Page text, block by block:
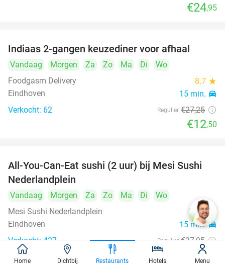
€24,95
Indiaas 2-gangen keuzediner voor afhaal
Vandaag Morgen Za Zo Ma Di
Wo
Foodgasm Delivery
8.7 star
Eindhoven 15 min. directions_car
Verkocht: 62 Regulier €27,25
€12,50
21%
All-You-Can-Eat sushi (2 uur) bij Mesi Sushi
Nederlandplein
Vandaag Morgen Za Zo Ma Di
Wo
Mesi Sushi Nederlandplein
9.7star
Eindhoven 15 min.directions_car
Verkocht: 427 Regulier €37,95
€29
Home Dichtbij Restaurants Hotels Menu